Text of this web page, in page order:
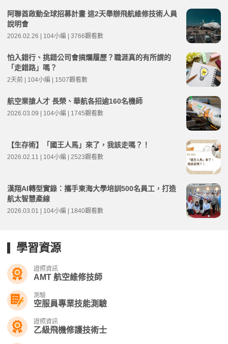
阿聯酋啟動全球招募計畫 這2天舉辦飛航維修技術人員
說明會
2026.02.26 | 104小編 | 3766觀看數
怕入錯行、挑錯公司會搞爛履歷？職涯真的有所謂的
「走錯路」嗎？
2天前 | 104小編 | 1507觀看數
航空業搶人才 長榮、華航各招逾160名機師
2026.03.09 | 104小編 | 1745觀看數
【生存術】「國王人馬」來了，我該走嗎？！
2026.02.11 | 104小編 | 2523觀看數
漢翔AI轉型實錄：攜手東海大學培訓500名員工，打造
航太智慧產線
2026.03.01 | 104小編 | 1840觀看數
學習資源
證照資訊
AMT 航空維修技師
測驗
空服員專業技能測驗
證照資訊
乙級飛機修護技術士